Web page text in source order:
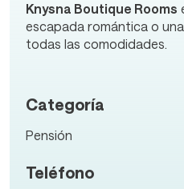
Knysna Boutique Rooms
escapada romántica o
todas las comodidades.
Categoría
Pensión
Teléfono